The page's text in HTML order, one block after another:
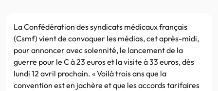
La Confédération des syndicats médicaux français
(Csmf) vient de convoquer les médias, cet après-midi,
pour annoncer avec solennité, le lancement de la
guerre pour le C à 23 euros et la visite à 33 euros, dès
lundi 12 avril prochain. « Voilà trois ans que la
convention est en jachère et que les accords tarifaires